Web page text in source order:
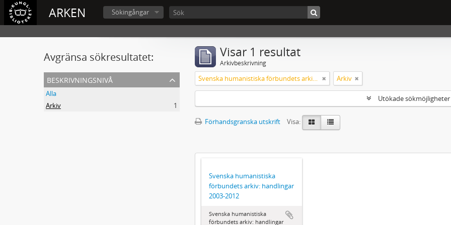
ARKEN Sökingångar
Avgränsa sökresultatet:
beskrivningsnivå
Alla
Arkiv
1
Visar 1 resultat
Arkivbeskrivning
Svenska humanistiska förbundets arkiv: handlingar 2003-2012 Arkiv
Utökade sökmöjligheter
Förhandsgranska utskrift Visa:
Svenska humanistiska
förbundets arkiv: handlingar
2003-2012
Svenska humanistiska
förbundets arkiv: handlingar